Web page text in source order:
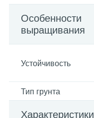
Особенности
выращивания
Устойчивость
Тип грунта
Характеристики